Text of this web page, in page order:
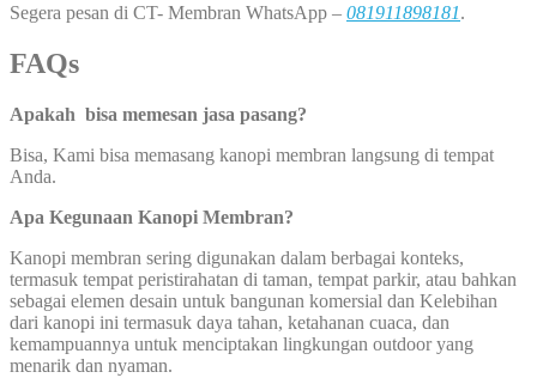
Segera pesan di CT- Membran WhatsApp – 081911898181.
FAQs
Apakah bisa memesan jasa pasang?
Bisa, Kami bisa memasang kanopi membran langsung di tempat
Anda.
Apa Kegunaan Kanopi Membran?
Kanopi membran sering digunakan dalam berbagai konteks,
termasuk tempat peristirahatan di taman, tempat parkir, atau bahkan
sebagai elemen desain untuk bangunan komersial dan Kelebihan
dari kanopi ini termasuk daya tahan, ketahanan cuaca, dan
kemampuannya untuk menciptakan lingkungan outdoor yang
menarik dan nyaman.